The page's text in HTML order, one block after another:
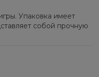
Упаковка имеет
собой прочную